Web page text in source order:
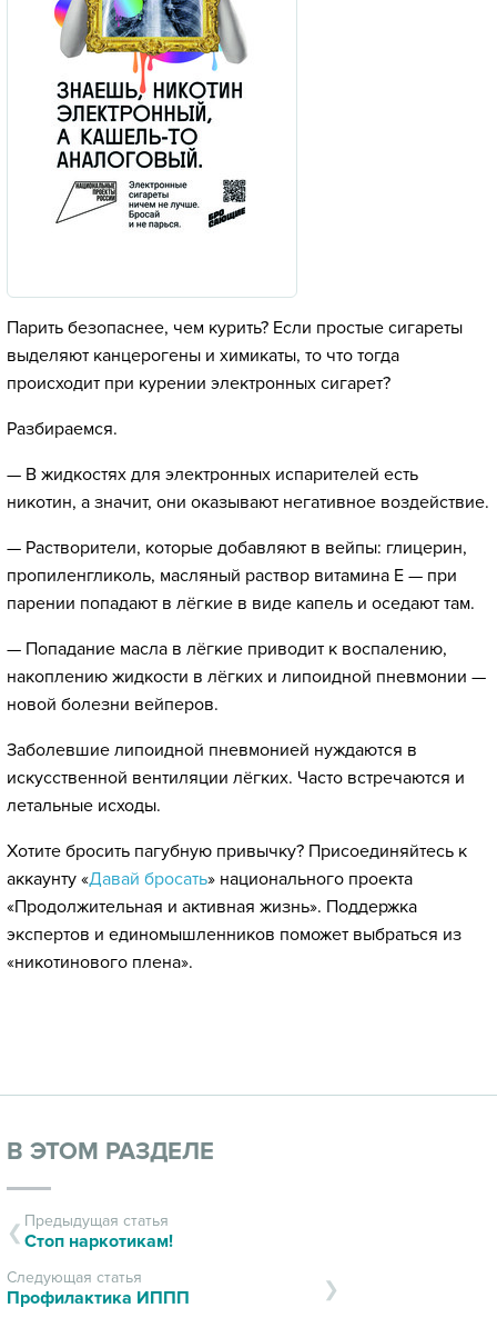
Парить безопаснее, чем курить? Если простые сигареты
выделяют канцерогены и химикаты, то что тогда
происходит при курении электронных сигарет?
Разбираемся.
— В жидкостях для электронных испарителей есть
никотин, а значит, они оказывают негативное воздействие.
— Растворители, которые добавляют в вейпы: глицерин,
пропиленгликоль, масляный раствор витамина E — при
парении попадают в лёгкие в виде капель и оседают там.
— Попадание масла в лёгкие приводит к воспалению,
накоплению жидкости в лёгких и липоидной пневмонии —
новой болезни вейперов.
Заболевшие липоидной пневмонией нуждаются в
искусственной вентиляции лёгких. Часто встречаются и
летальные исходы.
Хотите бросить пагубную привычку? Присоединяйтесь к
аккаунту «Давай бросать» национального проекта
«Продолжительная и активная жизнь». Поддержка
экспертов и единомышленников поможет выбраться из
«никотинового плена».
В ЭТОМ РАЗДЕЛЕ
Предыдущая статья
Стоп наркотикам!
Следующая статья
Профилактика ИППП